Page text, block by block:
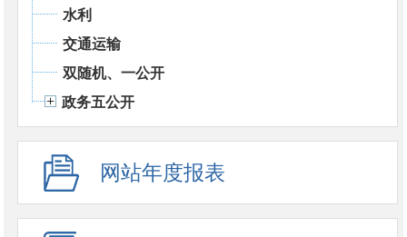
水利
交通运输
双随机、一公开
政务五公开
网站年度报表